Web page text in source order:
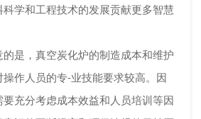
学和工程技术的发展贡献更多智慧
是，真空炭化炉的制造成本和维护
作人员的专-业技能要求较高。因
充分考虑成本效益和人员培训等因